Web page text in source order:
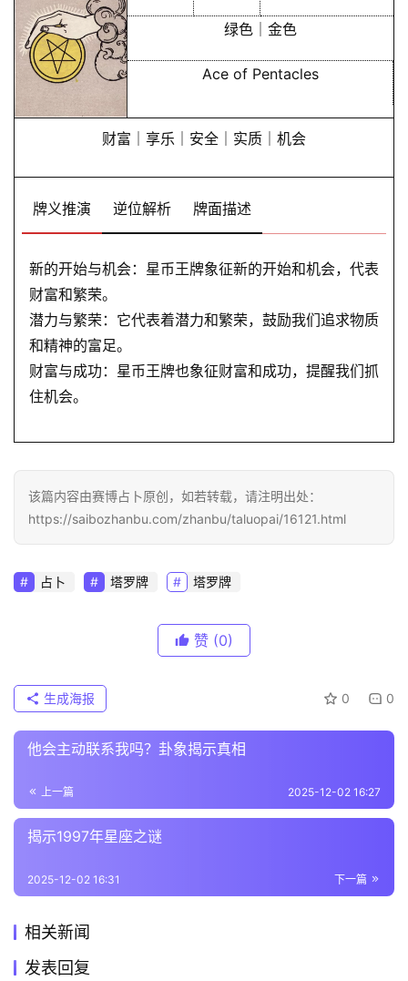
绿色｜金色
Ace of Pentacles
财富｜享乐｜安全｜实质｜机会
牌义推演 逆位解析 牌面描述
新的开始与机会：星币王牌象征新的开始和机会，代表
财富和繁荣。
潜力与繁荣：它代表着潜力和繁荣，鼓励我们追求物质
和精神的富足。
财富与成功：星币王牌也象征财富和成功，提醒我们抓
住机会。
该篇内容由赛博占卜原创，如若转载，请注明出处：
https://saibozhanbu.com/zhanbu/taluopai/16121.html
占卜 塔罗牌 塔罗牌
赞 (0)
0 0
生成海报
他会主动联系我吗？卦象揭示真相
上一篇 2025-12-02 16:27
揭示1997年星座之谜
下一篇
2025-12-02 16:31
相关新闻
发表回复